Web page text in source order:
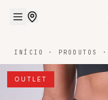
INÍCIO · PRODUTOS ·
OUTLET